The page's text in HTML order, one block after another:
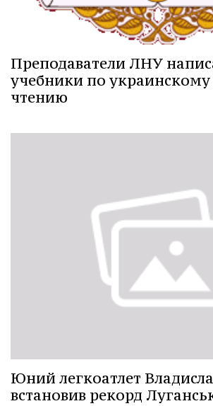
Преподаватели ЛНУ
учебники по
чтению
Юний легкоатлет
встановив рекорд